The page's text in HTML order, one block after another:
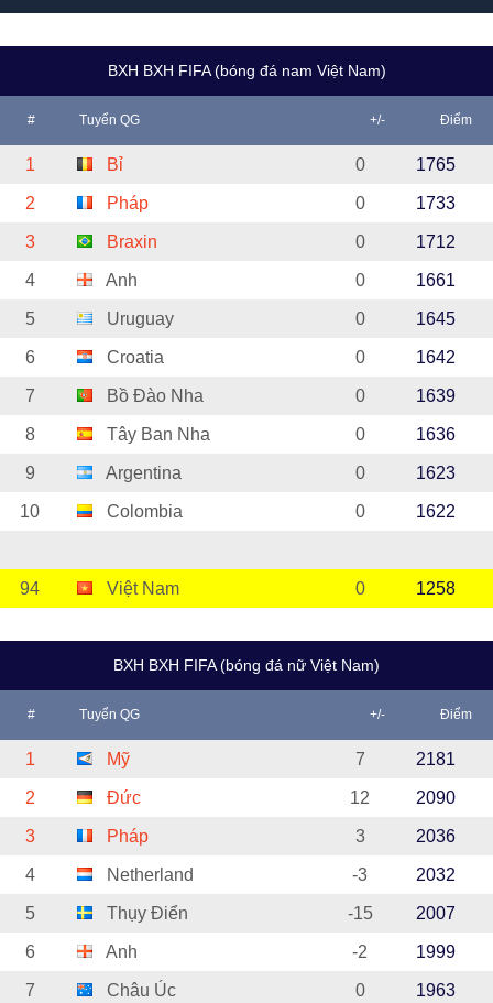
BXH BXH FIFA (bóng đá nam Việt Nam)
# Tuyển QG +/- Điểm
1 Bỉ 0 1765
2 Pháp 0 1733
3 Braxin 0 1712
4 Anh 0 1661
5 Uruguay 0 1645
6 Croatia 0 1642
7 Bồ Đào Nha 0 1639
8 Tây Ban Nha 0 1636
9 Argentina 0 1623
10 Colombia 0 1622
94 Việt Nam 0 1258
BXH BXH FIFA (bóng đá nữ Việt Nam)
# Tuyển QG +/- Điểm
1 Mỹ 7 2181
2 Đức 12 2090
3 Pháp 3 2036
4 Netherland -3 2032
5 Thụy Điển -15 2007
6 Anh -2 1999
7 Châu Úc 0 1963